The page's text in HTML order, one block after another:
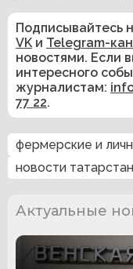
Подписывайтесь
VK и Telegram-
новостями. Если
интересного
журналистам:
77 22.
фермерские и
новости
Актуальные